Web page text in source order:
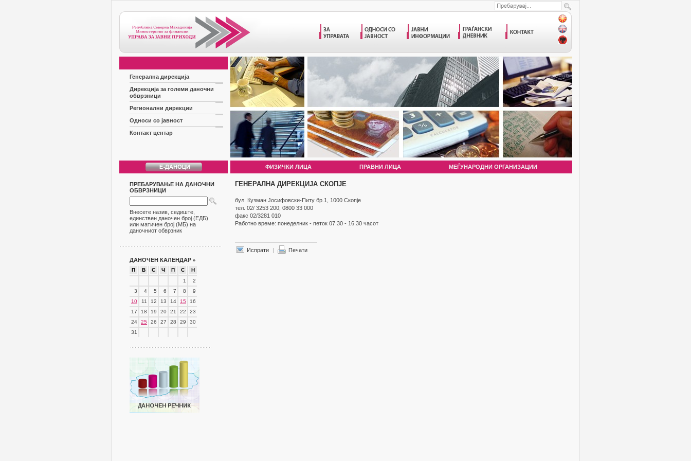
Генерална дирекција
Дирекција за големи даночни
обврзници
Регионални дирекции
Односи со јавност
Контакт центар
ФИЗИЧКИ ЛИЦА ПРАВНИ ЛИЦА МЕЃУНАРОДНИ ОРГАНИЗАЦИИ
ПРЕБАРУВАЊЕ НА ДАНОЧНИ
ОБВРЗНИЦИ
Внесете назив, седиште,
единствен даночен број (ЕДБ)
или матичен број (МБ) на
даночниот обврзник
ДАНОЧЕН КАЛЕНДАР »
П В С Ч П С
Н
1
2
3
4 5 6 7 8
9
10
11 12 13 14 15
16
17
18 19 20 21 22
23
24
25 26 27 28 29
30
31
ГЕНЕРАЛНА ДИРЕКЦИЈА СКОПЈЕ
бул. Кузман Jосифовски-Питу бр.1, 1000 Скопје
тел. 02/ 3253 200; 0800 33 000
факс 02/3281 010
Работно време: понеделник - петок 07.30 - 16.30 часот
Испрати | Печати